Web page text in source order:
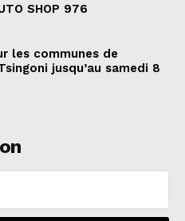
SHOP 976
les communes de
jusqu’au samedi 8